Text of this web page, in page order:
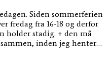
Siden sommerferien
fredag fra 16-18 og derfor
holder stadig. + den må
sammen, inden jeg henter…